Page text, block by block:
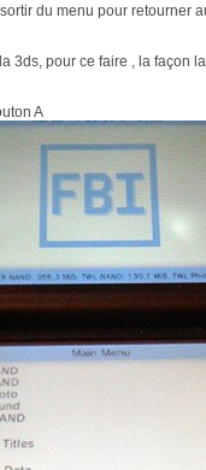
du menu pour retourner
3ds, pour ce faire , la façon
A